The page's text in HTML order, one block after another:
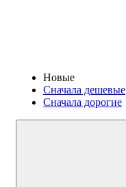
Новые
Сначала дешевые
Сначала дорогие